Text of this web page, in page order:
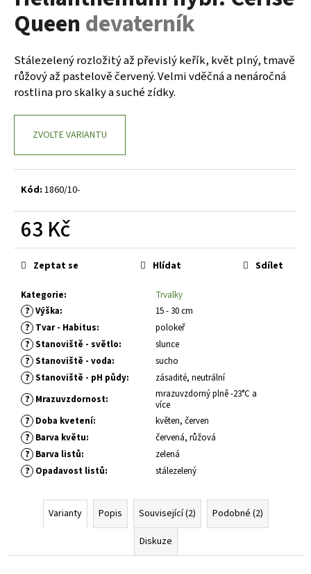
0,0
z
hvězdiček.
Queen devaterník
Stálezelený rozložitý až převislý keřík, květ plný, tmavě
růžový až pastelově červený. Velmi vděčná a nenáročná
rostlina pro skalky a suché zídky.
ZVOLTE VARIANTU
Kód: 1860/10-
63 Kč
Měrná
cena:
Kategorie: Trvalky
? Výška: 15 - 30 cm
? Tvar - Habitus: polokeř
? Stanoviště - světlo: slunce
? Stanoviště - voda: sucho
? Stanoviště - pH půdy: zásadité, neutrální
? Mrazuvzdornost:
mrazuvzdorný plně -23°C a
více
? Doba kvetení: květen, červen
? Barva květu: červená, růžová
? Barva listů: zelená
? Opadavost listů: stálezelený
Zeptat se Hlídat Sdílet
Varianty Popis Související (2)
Podobné (2)
Diskuze
a
j
í
t
?
D
o
p
o
u
e
m
SEDUM
TELEPHIUM
SEDUCTION
ROSE
CHARM
NACHOVÝ